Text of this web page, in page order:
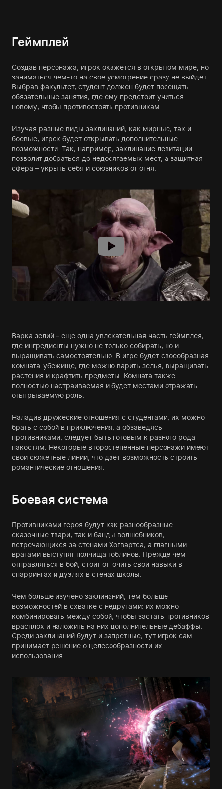
Геймплей
Создав персонажа, игрок окажется в открытом мире, но
заниматься чем-то на свое усмотрение сразу не выйдет.
Выбрав факультет, студент должен будет посещать
обязательные занятия, где ему предстоит учиться
новому, чтобы противостоять противникам.
Изучая разные виды заклинаний, как мирные, так и
боевые, игрок будет открывать дополнительные
возможности. Так, например, заклинание левитации
позволит добраться до недосягаемых мест, а защитная
сфера – укрыть себя и союзников от огня.
Варка зелий – еще одна увлекательная часть геймплея,
где ингредиенты нужно не только собирать, но и
выращивать самостоятельно. В игре будет своеобразная
комната-убежище, где можно варить зелья, выращивать
растения и крафтить предметы. Комната также
полностью настраиваемая и будет местами отражать
отыгрываемую роль.
Наладив дружеские отношения с студентами, их можно
брать с собой в приключения, а обзаведясь
противниками, следует быть готовым к разного рода
пакостям. Некоторые второстепенные персонажи имеют
свои сюжетные линии, что дает возможность строить
романтические отношения.
Боевая система
Противниками героя будут как разнообразные
сказочные твари, так и банды волшебников,
встречающихся за стенами Хогвартса, а главными
врагами выступят полчища гоблинов. Прежде чем
отправляться в бой, стоит отточить свои навыки в
спаррингах и дуэлях в стенах школы.
Чем больше изучено заклинаний, тем больше
возможностей в схватке с недругами: их можно
комбинировать между собой, чтобы застать противников
врасплох и наложить на них дополнительные дебаффы.
Среди заклинаний будут и запретные, тут игрок сам
принимает решение о целесообразности их
использования.